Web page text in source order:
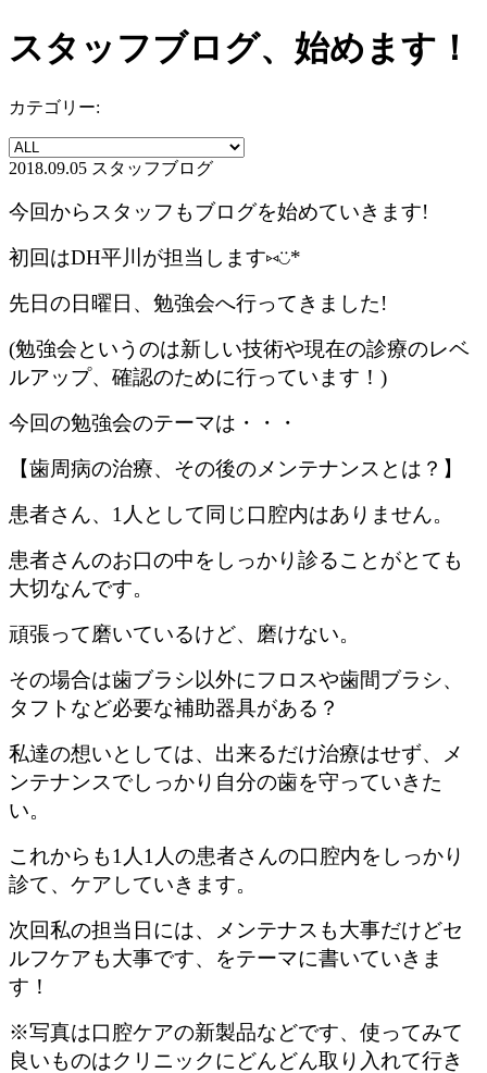
スタッフブログ、始めます！
カテゴリー:
2018.09.05 スタッフブログ
今回からスタッフもブログを始めていきます!
初回はDH平川が担当します⑅◡̈*
先日の日曜日、勉強会へ行ってきました!
(勉強会というのは新しい技術や現在の診療のレベ
ルアップ、確認のために行っています！)
今回の勉強会のテーマは・・・
【歯周病の治療、その後のメンテナンスとは？】
患者さん、1人として同じ口腔内はありません。
患者さんのお口の中をしっかり診ることがとても
大切なんです。
頑張って磨いているけど、磨けない。
その場合は歯ブラシ以外にフロスや歯間ブラシ、
タフトなど必要な補助器具がある？
私達の想いとしては、出来るだけ治療はせず、メ
ンテナンスでしっかり自分の歯を守っていきた
い。
これからも1人1人の患者さんの口腔内をしっかり
診て、ケアしていきます。
次回私の担当日には、メンテナスも大事だけどセ
ルフケアも大事です、をテーマに書いていきま
す！
※写真は口腔ケアの新製品などです、使ってみて
良いものはクリニックにどんどん取り入れて行き